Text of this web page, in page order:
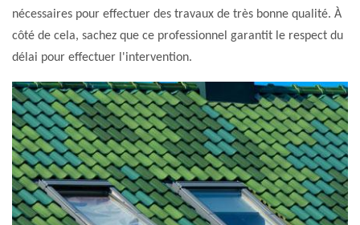
nécessaires pour effectuer des travaux de très bonne qualité. À
côté de cela, sachez que ce professionnel garantit le respect du
délai pour effectuer l'intervention.